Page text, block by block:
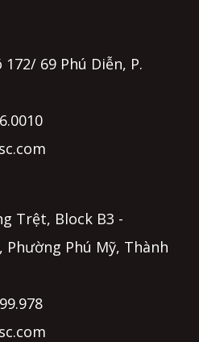
69 Phú Diễn, P.
Trệt, Block B3 -
Phú Mỹ, Thành